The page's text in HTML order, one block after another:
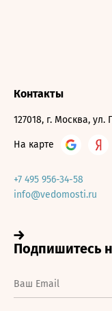
Контакты
127018, г. Москва, ул.
На карте
+7 495 956-34-58
info@vedomosti.ru